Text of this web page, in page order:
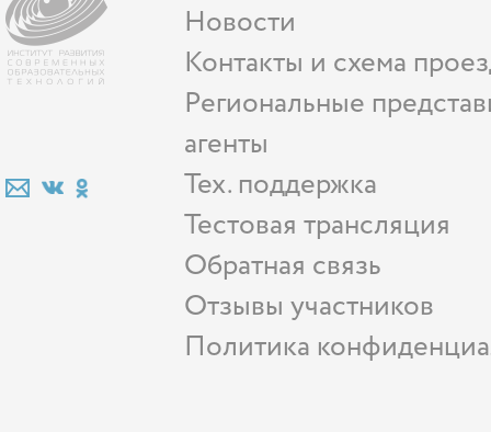
Новости
Контакты и схема
Региональные
агенты
Тех. поддержка
Тестовая трансляция
Обратная связь
Отзывы участников
Политика